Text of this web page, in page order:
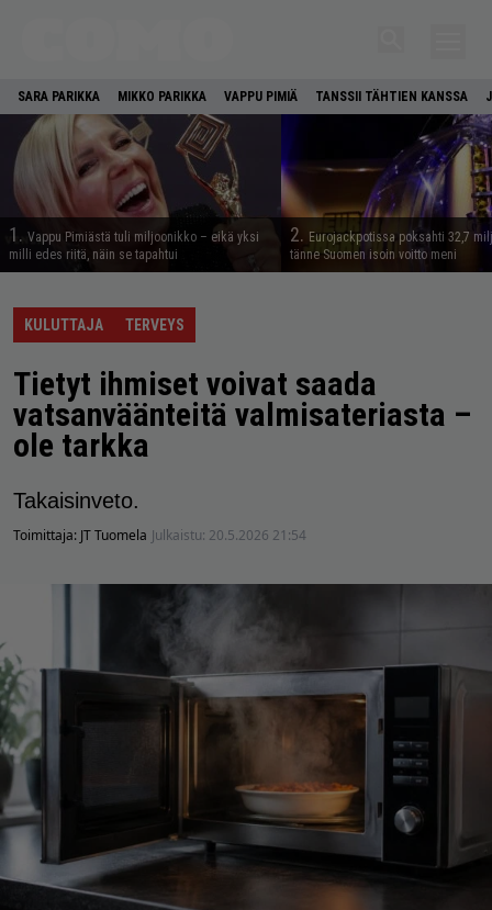
SARA PARIKKA MIKKO PARIKKA VAPPU PIMIÄ TANSSII TÄHTIEN KANSSA
1. Vappu Pimiästä tuli miljoonikko – eikä yksi
milli edes riitä, näin se tapahtui
2. Eurojackpotissa poksahti 32,7
tänne Suomen isoin voitto meni
KULUTTAJA TERVEYS
Tietyt ihmiset voivat saada
vatsanväänteitä valmisateriasta –
ole tarkka
Takaisinveto.
Toimittaja: JT Tuomela Julkaistu: 20.5.2026 21:54